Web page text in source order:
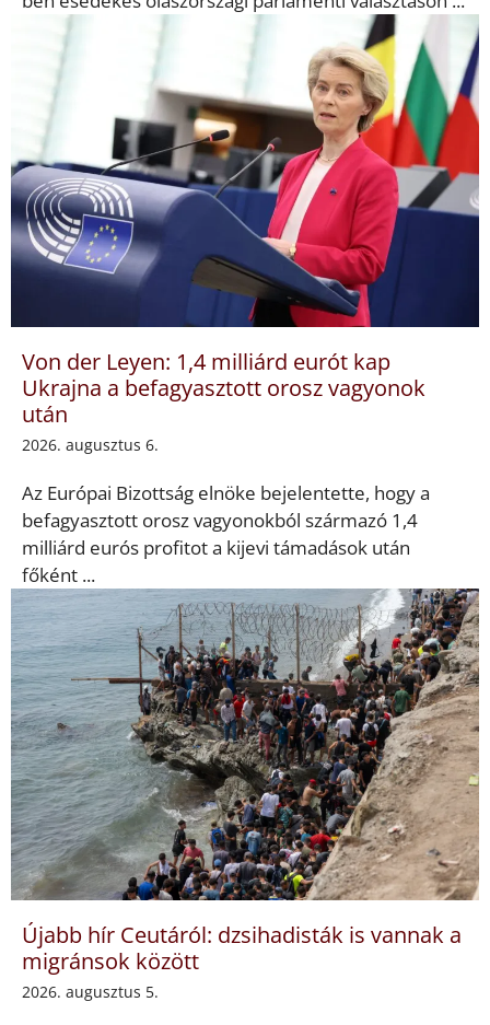
Von der Leyen: 1,4 milliárd eurót kap
Ukrajna a befagyasztott orosz vagyonok
után
2026. augusztus 6.
Az Európai Bizottság elnöke bejelentette, hogy a
befagyasztott orosz vagyonokból származó 1,4
milliárd eurós profitot a kijevi támadások után
főként ...
Újabb hír Ceutáról: dzsihadisták is vannak a
migránsok között
2026. augusztus 5.